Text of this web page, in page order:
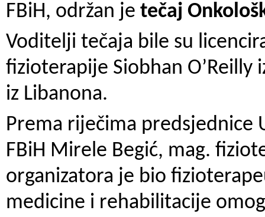
FBiH, održan je tečaj
Voditelji tečaja bile su
fizioterapije Siobhan O’Reilly
iz Libanona.
Prema riječima predsjednice
FBiH Mirele Begić, mag.
organizatora je bio
medicine i rehabilitacije